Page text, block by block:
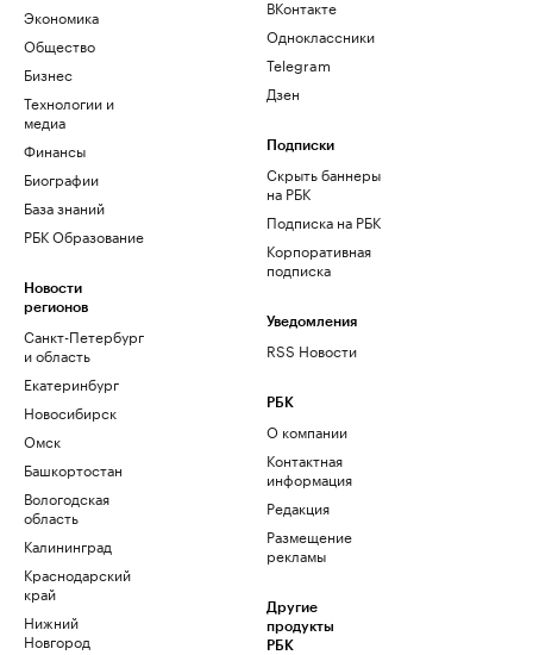
Экономика
Общество
Бизнес
Технологии и
медиа
Финансы
Биографии
База знаний
РБК Образование
Новости
регионов
Санкт-Петербург
и область
Екатеринбург
Новосибирск
Омск
Башкортостан
Вологодская
область
Калининград
Краснодарский
край
Нижний
Новгород
ВКонтакте
Одноклассники
Telegram
Дзен
Подписки
Скрыть баннеры
на РБК
Подписка на РБК
Корпоративная
подписка
Уведомления
RSS Новости
РБК
О компании
Контактная
информация
Редакция
Размещение
рекламы
Другие
продукты
РБК